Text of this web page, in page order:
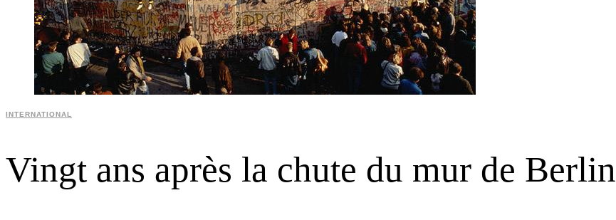
INTERNATIONAL
Vingt ans après la chute du mur de Berlin